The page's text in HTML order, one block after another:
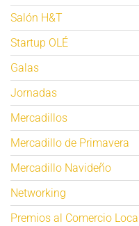
Salón H&T
Startup OLÉ
Galas
Jornadas
Mercadillos
Mercadillo de Primavera
Mercadillo Navideño
Networking
Premios al Comercio